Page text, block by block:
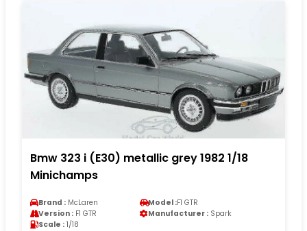
Bmw 323 i (E30) metallic grey 1982 1/18
Minichamps
Brand : McLaren Model :F1 GTR
Version : F1 GTR Manufacturer : Spark
Scale : 1/18